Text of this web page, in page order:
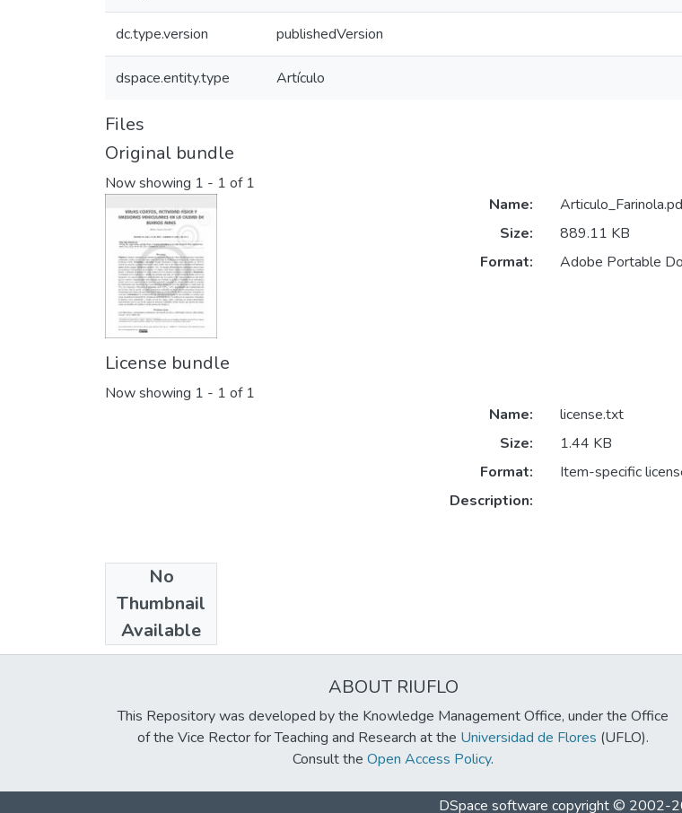
dc.type.version publishedVersion
dspace.entity.type Artículo
Files
Original bundle
Now showing 1 - 1 of 1
Name:
Size:
889.11 KB
Format:
Adobe Portable
License bundle
Now showing 1 - 1 of 1
No
Thumbnail
Available
Name:
license.txt
Size:
1.44 KB
Format:
Item-specific
Description:
Collections
Artículos
ABOUT RIUFLO
This Repository was developed by the Knowledge Management Office, under the Office
of the Vice Rector for Teaching and Research at the Universidad de Flores (UFLO).
Consult theOpen Access Policy.
DSpace software copyright © 2002-